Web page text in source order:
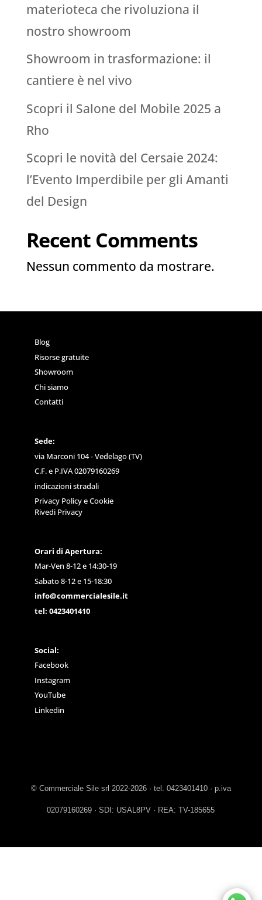
materioteca che rivoluziona il
nostro showroom
Showroom in trasformazione: il
cantiere è nel vivo
Scopri il Salone del Mobile 2025 a
Rho
Scopri le novità del Cersaie 2024:
l’Evento Imperdibile per gli Amanti
del Design
Recent Comments
Nessun commento da mostrare.
Blog
Risorse gratuite
Showroom
Chi siamo
Contatti
Sede:
via Marconi 104 - Vedelago (TV)
C.F. e P.IVA 02079160269
indicazioni stradali
Privacy PolicyeCookie
Rivedi Privacy
Orari di Apertura:
Mar-Ven 8-12 e 14:30-19
Sabato 8-12 e 15-18:30
info@commercialesile.it
tel: 0423401410
Social:
Facebook
Instagram
YouTube
Linkedin
© Commerciale Sile srl 2022-2026 · tel. 0423401410 · p.iva
02079160269 · SDI: USAL8PV · REA: TV-185655